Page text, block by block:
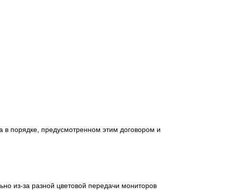
в порядке, предусмотренном этим договором и
из-за разной цветовой передачи мониторов